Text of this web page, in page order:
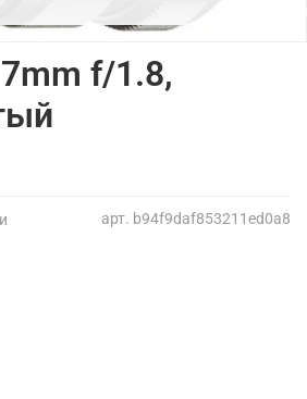
арт. b94f9daf853211ed0a8
f/1.8,